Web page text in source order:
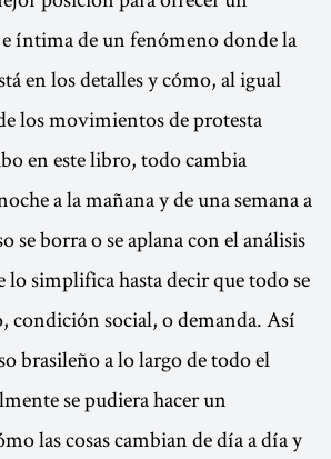
íntima de un fenómeno donde la
en los detalles y cómo, al igual
los movimientos de protesta
en este libro, todo cambia
a la mañana y de una semana a
se borra o se aplana con el análisis
simplifica hasta decir que todo se
condición social, o demanda. Así
brasileño a lo largo de todo el
se pudiera hacer un
las cosas cambian de día a día y